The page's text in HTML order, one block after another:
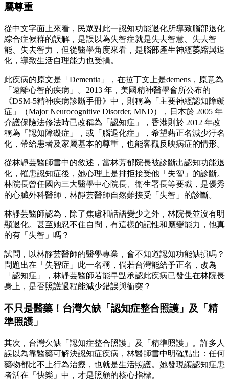
屬尊重
從中文字面上來看，民眾對此一認知功能退化所導致腦部退化
綜合症候群的誤解，是誤以為失智症就是失去智慧、失去智
能、失去智力，但從醫學角度來看，是腦部產生神經萎縮與退
化，導致生活自理能力也受損。
此疾病的原文是「Dementia」，在拉丁文上是demens，原意為
「遠離心智的疾病」。2013 年，美國精神醫學會所公布的
《DSM-5精神疾病診斷手冊》中，則稱為「主要神經認知障礙
症」（Major Neurocognitive Disorder, MND），日本於 2005 年
介護保險法修法時已改稱為「認知症」，香港則於 2012 年改
稱為「認知障礙症」，或「腦退化症」，希望藉正名減少汙名
化，帶給患者及家屬基本的尊重，也能客觀反映病症的情形。
從林靜芸醫師書中的敘述，當林芳郁院長被診斷出認知功能退
化，罹患認知症後，她心理上是排拒接受他「失智」的診斷。
林院長曾任國內三大醫學中心院長、衛生署長等要職，是優秀
的心臟外科醫師，林靜芸醫師自然難接受「失智」的診斷。
林靜芸醫師認為，除了焦慮和話語變少之外，林院長並沒有明
顯退化。甚至她忍不住自問，有這樣的記性和應變能力，他真
的有「失智」嗎？
試問，以林靜芸醫師的醫學專業，會不知道認知功能缺損嗎？
問題出在「失智症」此一名稱，倘若台灣能給予正名，改為
「認知症」，林靜芸醫師若能早點承認此疾病已發生在林院長
身上，是否照護過程能減少錯誤與衝突？
不只是醫藥！台灣欠缺「認知症整合照護」及「精
準照護」
其次，台灣欠缺「認知症整合照護」及「精準照護」。許多人
誤以為靠醫藥可解決認知症疾病，林醫師書中明確點出：任何
藥物都比不上行為治療，也就是生活照護。她發現讓認知症患
者活在「快樂」中，才是照顧的核心指標。